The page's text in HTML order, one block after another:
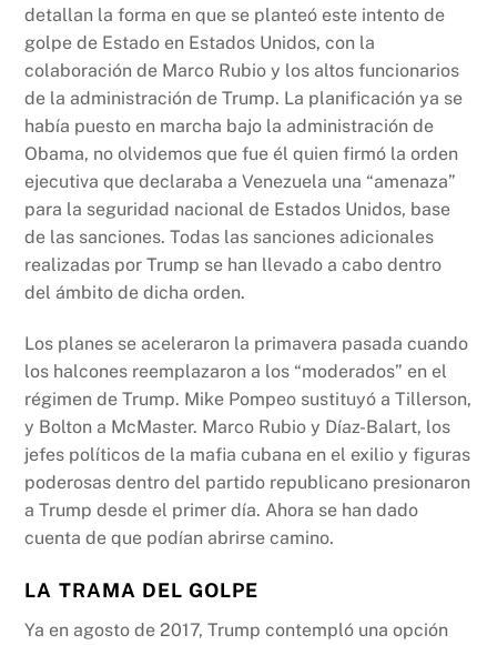
detallan la forma en que se planteó este intento de
golpe de Estado en Estados Unidos, con la
colaboración de Marco Rubio y los altos funcionarios
de la administración de Trump. La planificación ya se
había puesto en marcha bajo la administración de
Obama, no olvidemos que fue él quien firmó la orden
ejecutiva que declaraba a Venezuela una “amenaza”
para la seguridad nacional de Estados Unidos, base
de las sanciones. Todas las sanciones adicionales
realizadas por Trump se han llevado a cabo dentro
del ámbito de dicha orden.
Los planes se aceleraron la primavera pasada cuando
los halcones reemplazaron a los “moderados” en el
régimen de Trump. Mike Pompeo sustituyó a Tillerson,
y Bolton a McMaster. Marco Rubio y Díaz-Balart, los
jefes políticos de la mafia cubana en el exilio y figuras
poderosas dentro del partido republicano presionaron
a Trump desde el primer día. Ahora se han dado
cuenta de que podían abrirse camino.
LA TRAMA DEL GOLPE
Ya en agosto de 2017, Trump contempló una opción